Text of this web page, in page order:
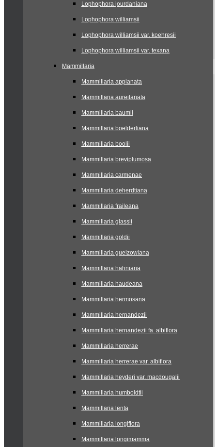
Lophophora jourdaniana
Lophophora williamsii
Lophophora williamsii var. koehresii
Lophophora williamsii var. texana
Mammillaria
Mammillaria applanata
Mammillaria aureilanata
Mammillaria baumii
Mammillaria boelderliana
Mammillaria boolii
Mammillaria breviplumosa
Mammillaria carmenae
Mammillaria deherdtiana
Mammillaria fraileana
Mammillaria glassii
Mammillaria goldii
Mammillaria guelzowiana
Mammillaria hahniana
Mammillaria haudeana
Mammillaria hermosana
Mammillaria hernandezii
Mammillaria hernandezii fa. albiflora
Mammillaria herrerae
Mammillaria herrerae var. albiflora
Mammillaria heyderi var. macdougalii
Mammillaria humboldtii
Mammillaria lenta
Mammillaria longiflora
Mammillaria longimamma